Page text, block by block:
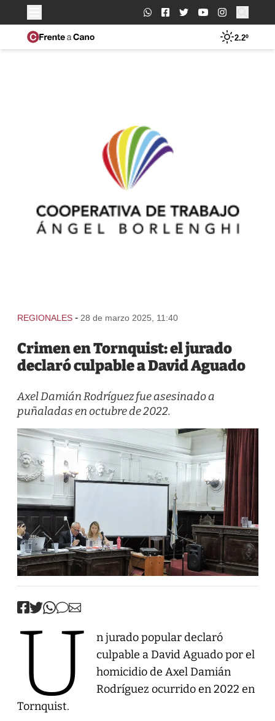
Buscar:
2.2º
REGIONALES - 28 de marzo 2025, 11:40
Crimen en Tornquist: el jurado
declaró culpable a David Aguado
Axel Damián Rodríguez fue asesinado a
puñaladas en octubre de 2022.
U
n jurado popular declaró
culpable a David Aguado por el
homicidio de Axel Damián
Rodríguez ocurrido en 2022 en
Tornquist.